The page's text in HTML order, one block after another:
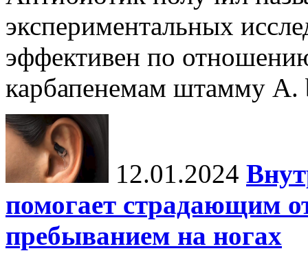
экспериментальных
эффективен по
карбапенемам штамму
12.01.2024
помогает страдающим
пребыванием на ногах